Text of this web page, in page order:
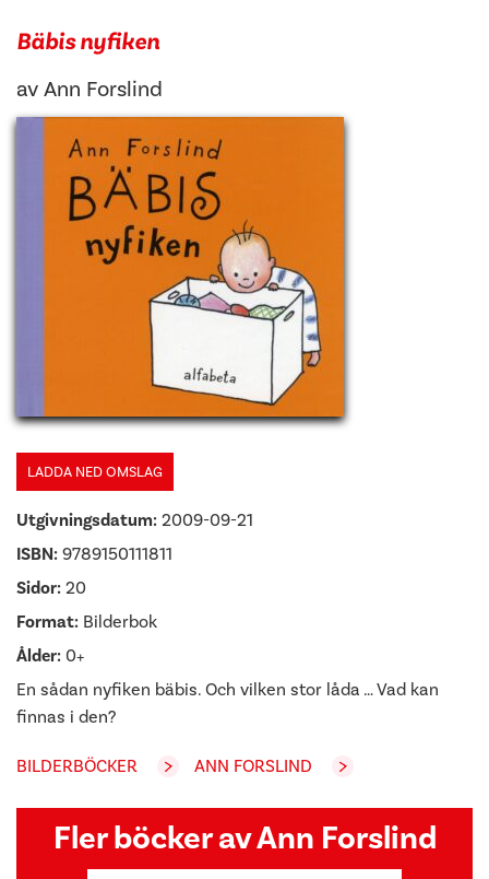
Bäbis nyfiken
av Ann Forslind
LADDA NED OMSLAG
Utgivningsdatum: 2009-09-21
ISBN: 9789150111811
Sidor: 20
Format: Bilderbok
Ålder: 0+
En sådan nyfiken bäbis. Och vilken stor låda … Vad kan
finnas i den?
BILDERBÖCKER ANN FORSLIND
Fler böcker av Ann Forslind